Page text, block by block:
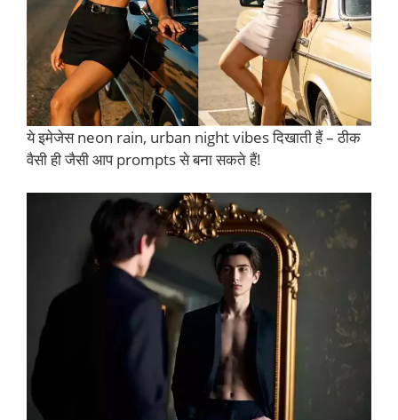
ये इमेजेस neon rain, urban night vibes दिखाती हैं – ठीक
वैसी ही जैसी आप prompts से बना सकते हैं!